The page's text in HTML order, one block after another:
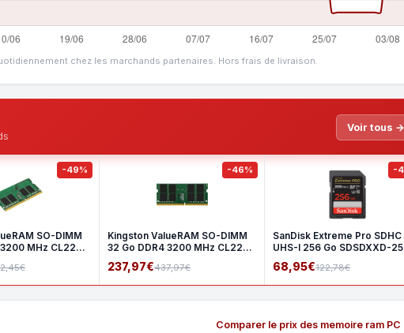
chez les marchands partenaires. Hors frais de livraison.
Voir tous →
-49%
SO-DIMM
3200 MHz CL22
-46%
Kingston ValueRAM SO-DIMM
32 Go DDR4 3200 MHz CL22
2Rx8
237,97€437,97€
-
SanDisk Extreme Pro SDHC
UHS-I 256 Go SDSDXXD-
GN4I
68,95€122,78€
Comparer le prix des memoire ram